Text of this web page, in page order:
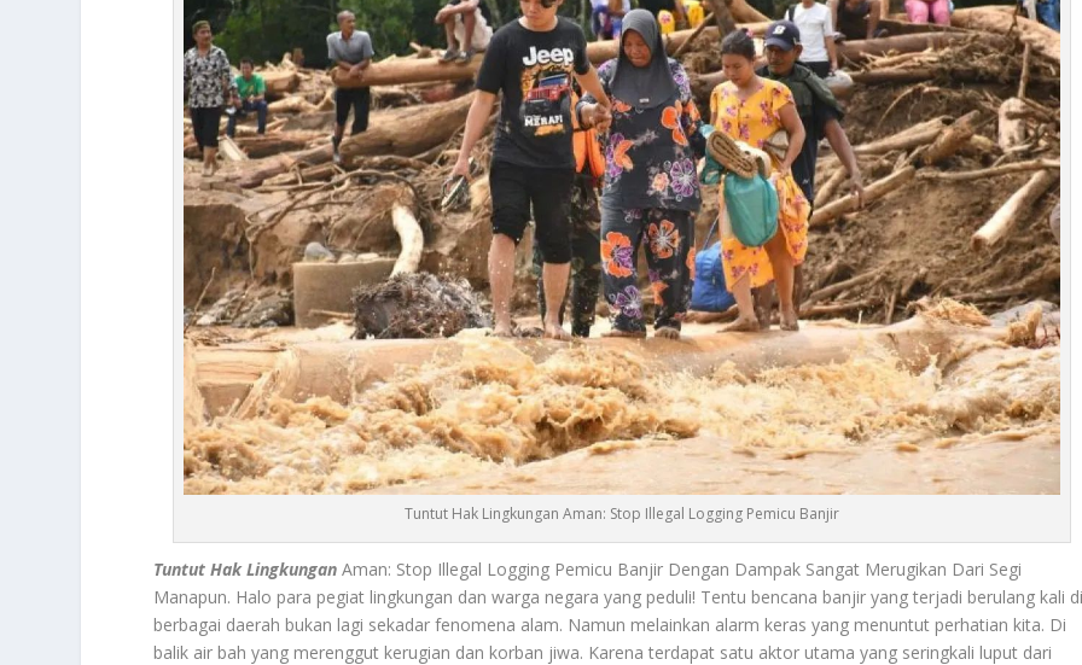
Tuntut Hak Lingkungan Aman: Stop Illegal Logging Pemicu Banjir
Tuntut Hak Lingkungan Aman: Stop Illegal Logging Pemicu Banjir Dengan Dampak Sangat Merugikan Dari Segi
Manapun. Halo para pegiat lingkungan dan warga negara yang peduli! Tentu bencana banjir yang terjadi berulang kali
berbagai daerah bukan lagi sekadar fenomena alam. Namun melainkan alarm keras yang menuntut perhatian kita. Di
balik air bah yang merenggut kerugian dan korban jiwa. Karena terdapat satu aktor utama yang seringkali luput dari